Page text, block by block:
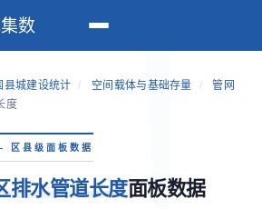
数
县城建设统计 / 空间载体与基础存量 /
管网
度
县级面板数据
排水管道长度面板数据